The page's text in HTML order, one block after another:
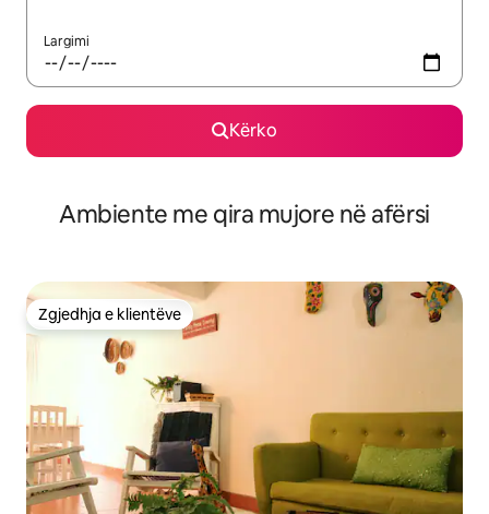
Largimi
Kërko
Ambiente me qira mujore në afërsi
Zgjedhja e klientëve
Zgjedhja e klientëve